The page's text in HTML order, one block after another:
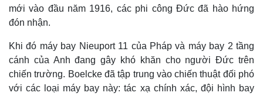
mới vào đầu năm 1916, các phi công Đức đã hào hứng
đón nhận.
Khi đó máy bay Nieuport 11 của Pháp và máy bay 2 tầng
cánh của Anh đang gây khó khăn cho người Đức trên
chiến trường. Boelcke đã tập trung vào chiến thuật đối phó
với các loại máy bay này: tác xạ chính xác, đội hình bay